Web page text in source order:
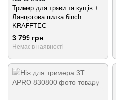
Тример для трави та кущів +
Ланцюгова пилка 6inch
KRAFFTEC
3 799 грн
Немає в наявності